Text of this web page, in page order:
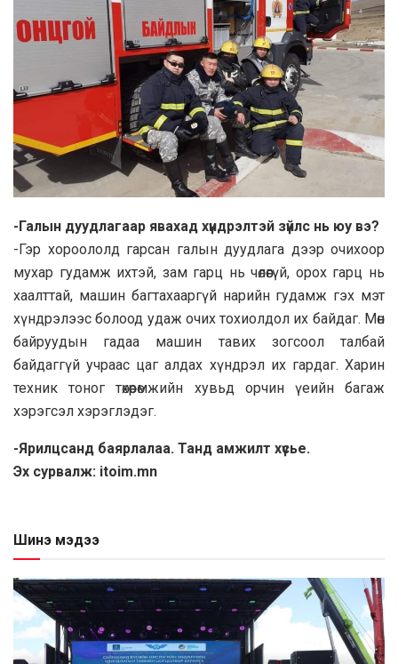
-Галын дуудлагаар явахад хүндрэлтэй зүйлс нь юу вэ?
-Гэр хороололд гарсан галын дуудлага дээр очихоор
мухар гудамж ихтэй, зам гарц нь чөлөөгүй, орох гарц нь
хаалттай, машин багтахааргүй нарийн гудамж гэх мэт
хүндрэлээс болоод удаж очих тохиолдол их байдаг. Мөн
байруудын гадаа машин тавих зогсоол талбай
байдаггүй учраас цаг алдах хүндрэл их гардаг. Харин
техник тоног төхөөрөмжийн хувьд орчин үеийн багаж
хэрэгсэл хэрэглэдэг.
-Ярилцсанд баярлалаа. Танд амжилт хүсье.
Эх сурвалж: itoim.mn
Шинэ мэдээ